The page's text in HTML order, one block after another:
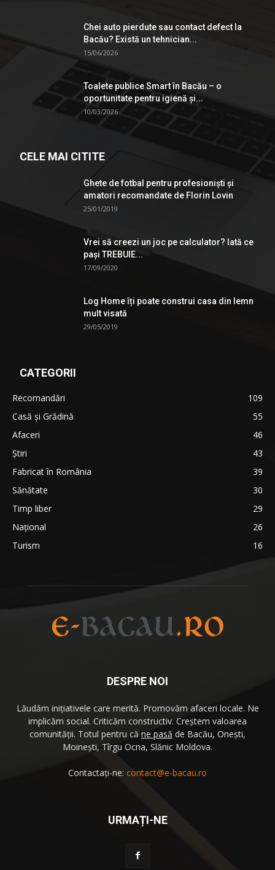
Chei auto pierdute sau contact defect la
Bacău? Există un tehnician...
15/06/2026
Toalete publice Smart în Bacău – o
oportunitate pentru igienă şi...
10/03/2026
CELE MAI CITITE
Ghete de fotbal pentru profesionişti şi
amatori recomandate de Florin Lovin
25/01/2019
Vrei să creezi un joc pe calculator? Iată ce
pași TREBUIE...
17/09/2020
Log Home îți poate construi casa din lemn
mult visată
29/05/2019
CATEGORII
Recomandări
109
Casă şi Grădină
55
Afaceri
46
Ştiri
43
Fabricat în România
39
Sănătate
30
Timp liber
29
Național
26
Turism
16
DESPRE NOI
Lăudăm iniţiativele care merită. Promovăm afaceri locale. Ne
implicăm social. Criticăm constructiv. Creştem valoarea
comunităţii. Totul pentru că ne pasă de Bacău, Oneşti,
Moineşti, Tîrgu Ocna, Slănic Moldova.
Contactați-ne: contact@e-bacau.ro
URMAȚI-NE